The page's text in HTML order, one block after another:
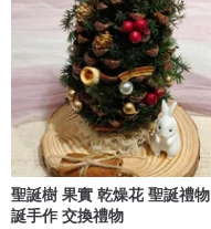
聖誕樹 果實 乾燥花 聖誕禮物 聖
誕手作 交換禮物